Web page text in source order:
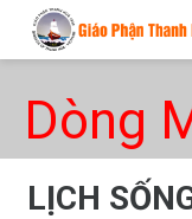
Dòng
LỊCH